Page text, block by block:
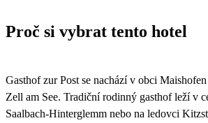
Proč si vybrat tento hotel
Gasthof zur Post se nachází v obci
Zell am See. Tradiční rodinný gasthof leží v
Saalbach-Hinterglemm nebo na ledovci